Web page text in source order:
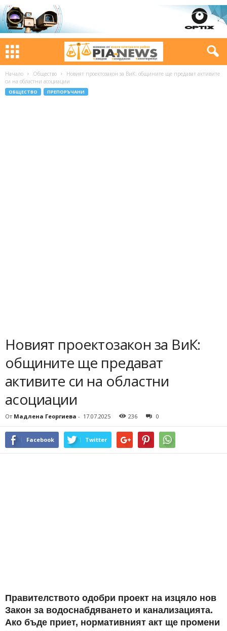
Начало Общество
Новият проектозакон за ВиК: общините ще предават активите
си на областни асоциации
ОБЩЕСТВО ПРЕПОРЪЧАНИ
Новият проектозакон за ВиК:
общините ще предават
активите си на областни
асоциации
От Мадлена Георгиева - 17.07.2025 236 0
Facebook Twitter
Правителството одобри проект на изцяло нов
Закон за водоснабдяването и канализацията.
Ако бъде приет, нормативният акт ще промени